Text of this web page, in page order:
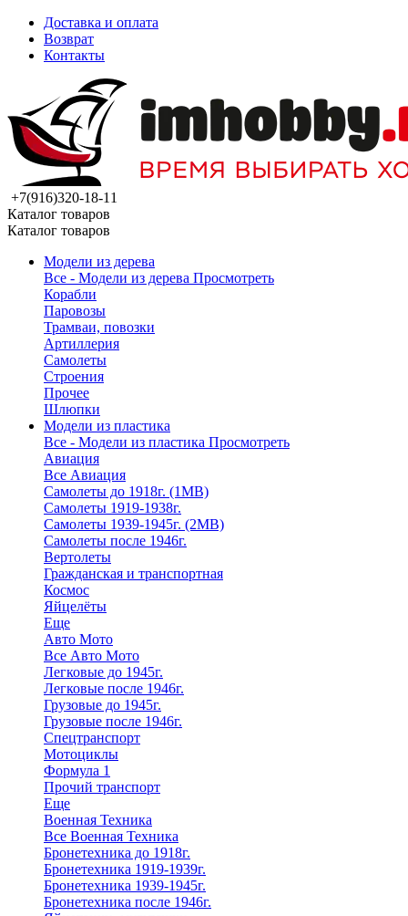
Доставка и оплата
Возврат
Контакты
+7(916)320-18-11
Каталог товаров
Каталог товаров
Модели из дерева
Все - Модели из дерева Просмотреть
Корабли
Паровозы
Трамваи, повозки
Артиллерия
Самолеты
Строения
Прочее
Шлюпки
Модели из пластика
Все - Модели из пластика Просмотреть
Авиация
Все Авиация
Самолеты до 1918г. (1МВ)
Самолеты 1919-1938г.
Самолеты 1939-1945г. (2МВ)
Самолеты после 1946г.
Вертолеты
Гражданская и транспортная
Космос
Яйцелёты
Еще
Авто Мото
Все Авто Мото
Легковые до 1945г.
Легковые после 1946г.
Грузовые до 1945г.
Грузовые после 1946г.
Спецтранспорт
Мотоциклы
Формула 1
Прочий транспорт
Еще
Военная Техника
Все Военная Техника
Бронетехника до 1918г.
Бронетехника 1919-1939г.
Бронетехника 1939-1945г.
Бронетехника после 1946г.